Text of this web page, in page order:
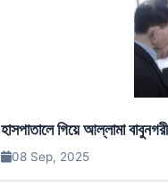
হাসপাতালে গিয়ে আল্লামা
08 Sep, 2025